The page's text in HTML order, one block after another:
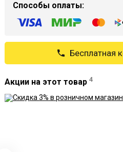
Способы оплаты:
Бесплатная
Акции на этот товар 4